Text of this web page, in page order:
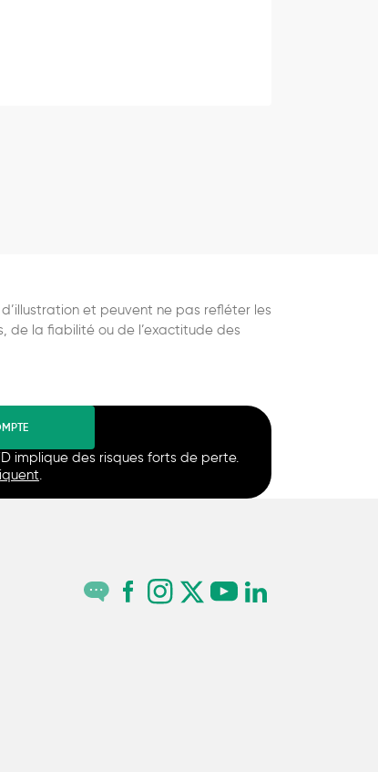
et peuvent ne pas refléter les
de la fiabilité ou de l’exactitude des
implique des risques forts de perte.